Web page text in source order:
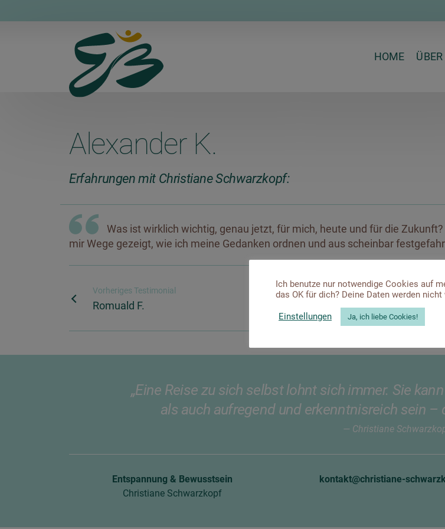
HOME
Alexander K.
Erfahrungen mit Christiane Schwarzkopf:
Was ist wirklich wichtig, genau jetzt, für mich, heute und für die
mir Wege gezeigt, wie ich meine Gedanken ordnen und aus scheinbar
Vorheriges Testimonial
Romuald F.
„Eine Reise zu sich selbst lohnt sich immer. Sie
als auch aufregend und erkenntnisreich sein –
— Christiane
Entspannung & Bewusstsein
Christiane Schwarzkopf
kontakt@christiane-
Ich benutze nur notwendige Cookies auf
das OK für dich? Deine Daten werden nicht
Einstellungen Ja, ich liebe Cookies!